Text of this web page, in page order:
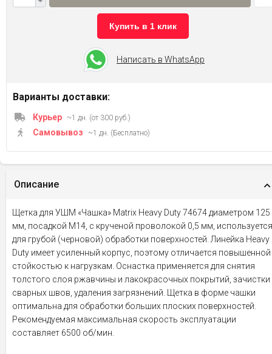
Купить в 1 клик
Написать в WhatsApp
Варианты доставки:
Курьер ~1 дн. (от 300 руб.)
Самовывоз ~1 дн. (Бесплатно)
Описание
Щетка для УШМ «Чашка» Matrix Heavy Duty 74674 диаметром 125
мм, посадкой М14, с крученой проволокой 0,5 мм, используется
для грубой (черновой) обработки поверхностей. Линейка Heavy
Duty имеет усиленный корпус, поэтому отличается повышенной
стойкостью к нагрузкам. Оснастка применяется для снятия
толстого слоя ржавчины и лакокрасочных покрытий, зачистки
сварных швов, удаления загрязнений. Щетка в форме чашки
оптимальна для обработки больших плоских поверхностей.
Рекомендуемая максимальная скорость эксплуатации
составляет 6500 об/мин.